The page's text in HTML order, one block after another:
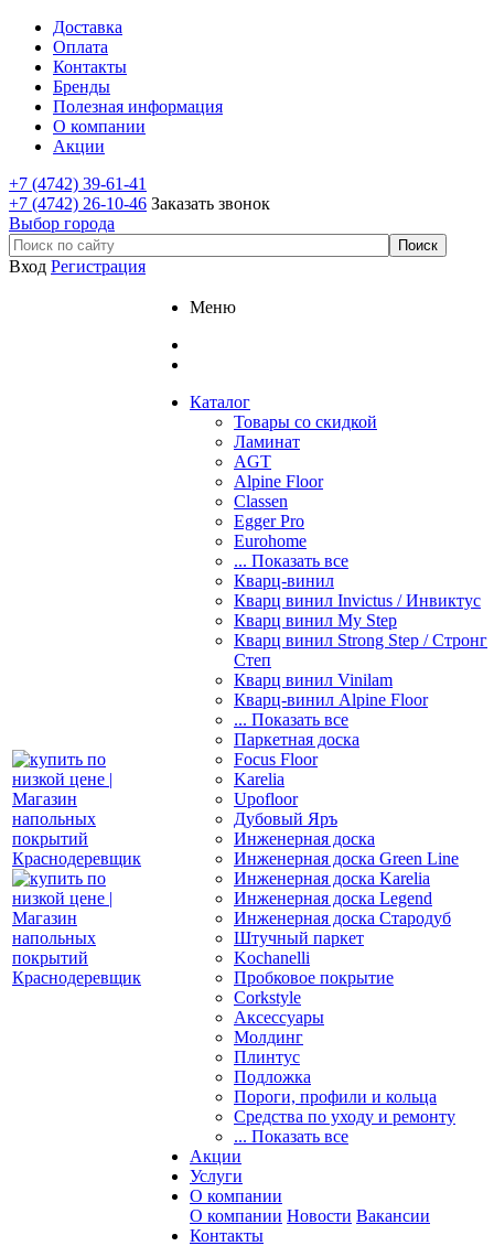
Доставка
Оплата
Контакты
Бренды
Полезная информация
О компании
Акции
+7 (4742) 39-61-41
+7 (4742) 26-10-46 Заказать звонок
Выбор города
Вход Регистрация
Меню
Каталог
Товары со скидкой
Ламинат
AGT
Alpine Floor
Classen
Egger Pro
Eurohome
... Показать все
Кварц-винил
Кварц винил Invictus / Инвиктус
Кварц винил My Step
Кварц винил Strong Step / Стронг
Степ
Кварц винил Vinilam
Кварц-винил Alpine Floor
... Показать все
Паркетная доска
Focus Floor
Karelia
Upofloor
Дубовый Яръ
Инженерная доска
Инженерная доска Green Line
Инженерная доска Karelia
Инженерная доска Legend
Инженерная доска Стародуб
Штучный паркет
Kochanelli
Пробковое покрытие
Corkstyle
Аксессуары
Молдинг
Плинтус
Подложка
Пороги, профили и кольца
Средства по уходу и ремонту
... Показать все
Акции
Услуги
О компании
О компании Новости Вакансии
Контакты